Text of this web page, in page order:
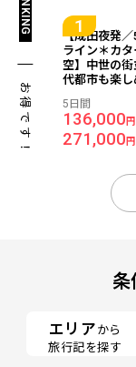
お得です！
【成田夜発
ライン＊カ
空】中世の
代都市も楽し
プランで自在
ジ 5日間（
テル）
5日間
136,000
271,000円
条
エリア から
旅行記を探す